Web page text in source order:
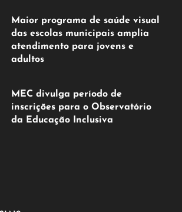
de
agosto
de
2026
Maior programa de saúde visual
das escolas municipais amplia
atendimento para jovens e
adultos
de
agosto
de
MEC divulga período de
inscrições para o Observatório
da Educação Inclusiva